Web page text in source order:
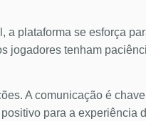
plataforma se esforça
jogadores tenham
A comunicação é chave
para a experiência